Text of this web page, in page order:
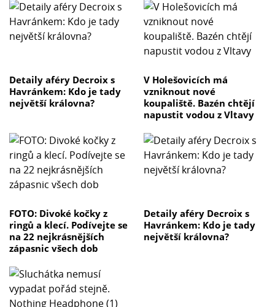
Detaily aféry Decroix s
Havránkem: Kdo je tady
největší královna?
V Holešovicích má
vzniknout nové
koupaliště. Bazén chtějí
napustit vodou z Vltavy
FOTO: Divoké kočky z
ringů a klecí. Podívejte se
na 22 nejkrásnějších
zápasnic všech dob
Detaily aféry Decroix s
Havránkem: Kdo je tady
největší královna?